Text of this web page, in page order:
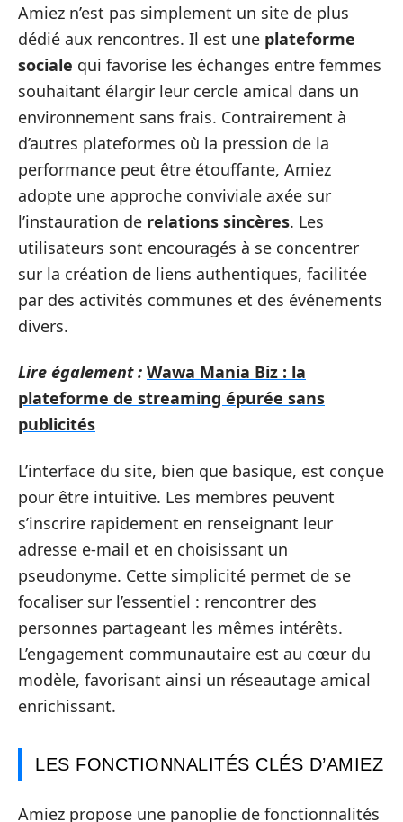
Amiez n’est pas simplement un site de plus
dédié aux rencontres. Il est une plateforme
sociale qui favorise les échanges entre femmes
souhaitant élargir leur cercle amical dans un
environnement sans frais. Contrairement à
d’autres plateformes où la pression de la
performance peut être étouffante, Amiez
adopte une approche conviviale axée sur
l’instauration de relations sincères. Les
utilisateurs sont encouragés à se concentrer
sur la création de liens authentiques, facilitée
par des activités communes et des événements
divers.
Lire également : Wawa Mania Biz : la
plateforme de streaming épurée sans
publicités
L’interface du site, bien que basique, est conçue
pour être intuitive. Les membres peuvent
s’inscrire rapidement en renseignant leur
adresse e-mail et en choisissant un
pseudonyme. Cette simplicité permet de se
focaliser sur l’essentiel : rencontrer des
personnes partageant les mêmes intérêts.
L’engagement communautaire est au cœur du
modèle, favorisant ainsi un réseautage amical
enrichissant.
LES FONCTIONNALITÉS CLÉS D’AMIEZ
Amiez propose une panoplie de fonctionnalités